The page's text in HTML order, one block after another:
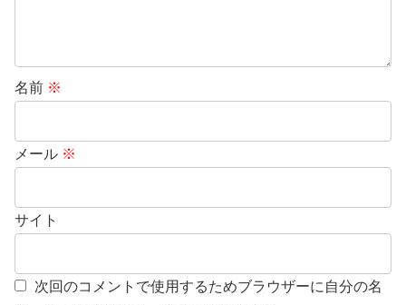
名前 ※
メール ※
サイト
次回のコメントで使用するためブラウザーに自分の名